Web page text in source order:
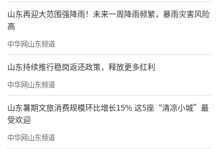
山东再迎大范围强降雨！未来一周降雨频繁，暴雨灾害风险
高
中华网山东频道
山东持续推行稳岗返还政策，释放更多红利
中华网山东频道
山东暑期文旅消费规模环比增长15% 这5座“清凉小城”最
受欢迎
中华网山东频道